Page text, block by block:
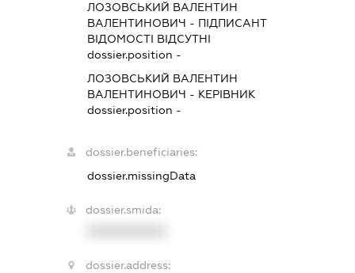
ЛОЗОВСЬКИЙ ВАЛЕНТИН
ВАЛЕНТИНОВИЧ - ПІДПИСАНТ
ВІДОМОСТІ ВІДСУТНІ
dossier.position -
ЛОЗОВСЬКИЙ ВАЛЕНТИН
ВАЛЕНТИНОВИЧ - КЕРІВНИК
dossier.position -
dossier.beneficiaries:
dossier.missingData
dossier.smida:
dossier.address: